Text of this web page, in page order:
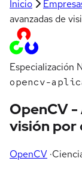
Inicio
avanzadas de
Especialización
opencv-
OpenCV -
visión por
OpenCV ·